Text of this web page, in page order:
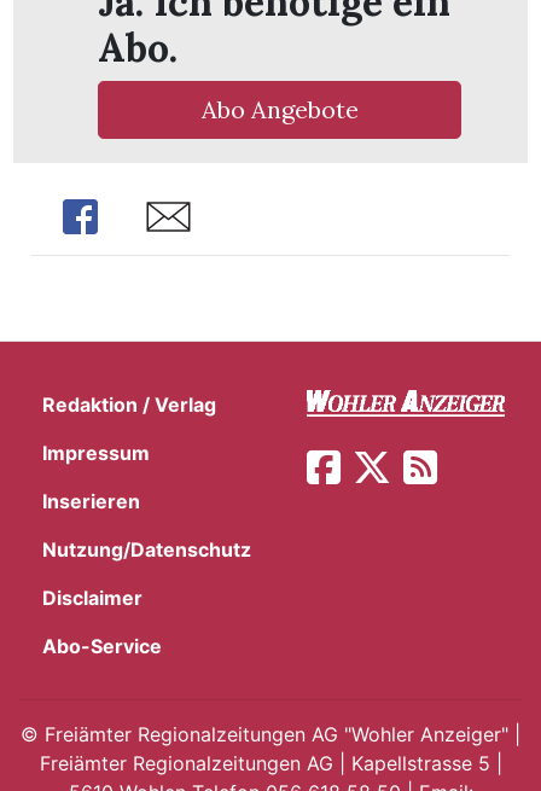
Abo.
Abo Angebote
Share Share
Redaktion / Verlag
Impressum
Inserieren
Nutzung/Datenschutz
Disclaimer
Abo-Service
© Freiämter Regionalzeitungen AG "Wohler Anzeiger" |
Freiämter Regionalzeitungen AG | Kapellstrasse 5 |